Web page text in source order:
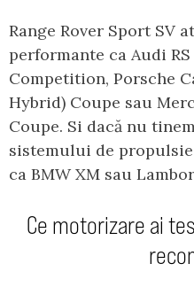
Range Rover Sport SV
performante ca Audi RS
Competition, Porsche
Hybrid) Coupe sau
Coupe. Si dacă nu
sistemului de
ca BMW XM sau
Ce motorizare ai